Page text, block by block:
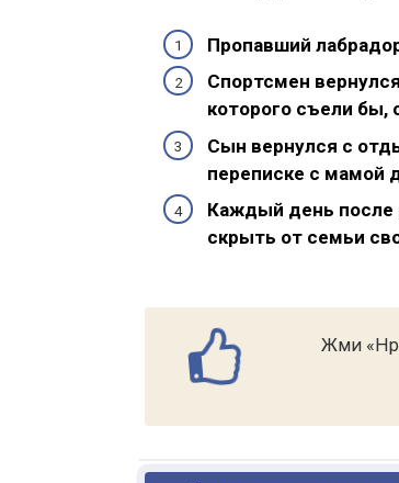
Пропавший
Спортсмен
которого съели бы,
Сын вернулся с
переписке с мамой
Каждый день
скрыть от семьи
Жми